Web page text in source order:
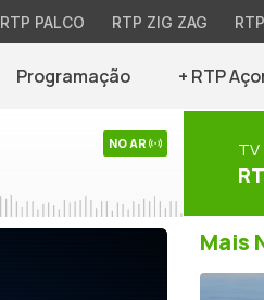
RTP PALCO RTP ZIG ZAG
Programação + RTP
NO AR TV
Mais